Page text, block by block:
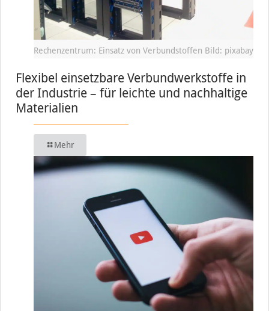
Rechenzentrum: Einsatz von Verbundstoffen Bild: pixabay
Flexibel einsetzbare Verbundwerkstoffe in
der Industrie – für leichte und nachhaltige
Materialien
Mehr